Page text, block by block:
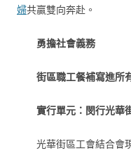
婦共贏雙向奔赴。
勇擔社會義務
街區職工餐補寫進所
實行單元：閔行光華
光華街區工會結合會